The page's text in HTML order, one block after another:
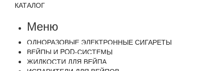
КАТАЛОГ
Меню
ОДНОРАЗОВЫЕ ЭЛЕКТРОННЫЕ СИГАРЕТЫ
ВЕЙПЫ И POD-СИСТЕМЫ
ЖИДКОСТИ ДЛЯ ВЕЙПА